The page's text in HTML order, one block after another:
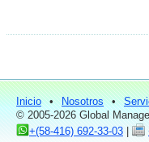
Inicio • Nosotros •
© 2005-2026 Global
+(58-416) 692-33-03 |